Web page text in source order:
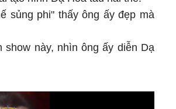
sủng phi" thấy ông ấy đẹp mà
này, nhìn ông ấy diễn Dạ